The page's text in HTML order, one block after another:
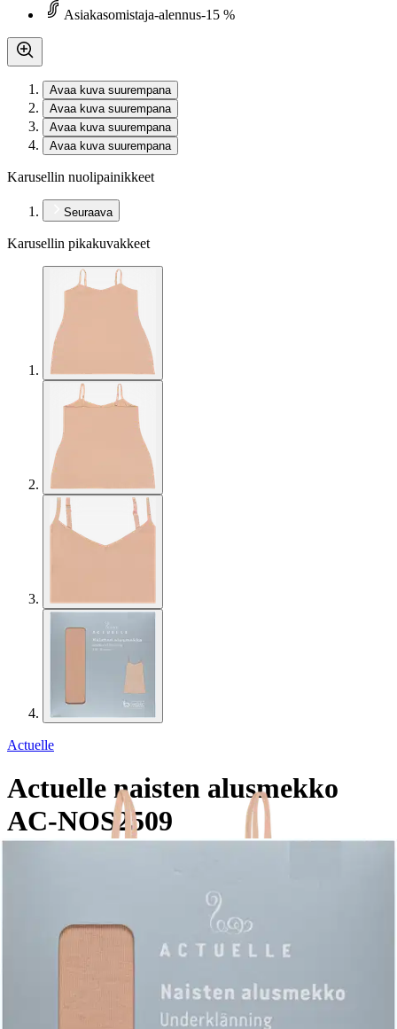
Asiakasomistaja-alennus-15 %
Avaa kuva suurempana
Avaa kuva suurempana
Avaa kuva suurempana
Avaa kuva suurempana
Karusellin nuolipainikkeet
Seuraava
Karusellin pikakuvakkeet
Actuelle
Actuelle naisten alusmekko
AC-NOS2509
Hinta ilman S-Etukorttia:
14,95 €